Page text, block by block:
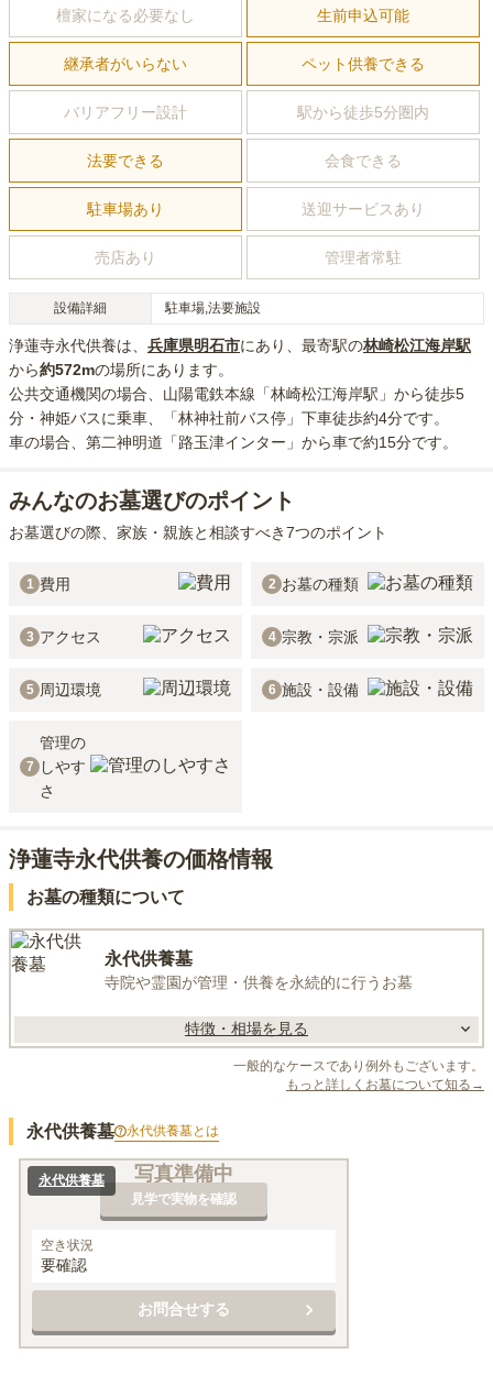
檀家になる必要なし 生前申込可能
継承者がいらない ペット供養できる
バリアフリー設計 駅から徒歩5分圏内
法要できる 会食できる
駐車場あり 送迎サービスあり
売店あり 管理者常駐
設備詳細 駐車場,法要施設
浄蓮寺永代供養は、 兵庫県明石市にあり 、最寄駅の林崎松江海岸駅
から約572mの場所にあり ます。
公共交通機関の場合 、山陽電鉄本線「林崎松江海岸駅」から徒歩5
分・神姫バスに乗車、「林神社前バス停」下車徒歩約4分です。
車の場合 、第二神明道「路玉津インター」から車で約15分です。
みんなのお墓選びのポイント
お墓選びの際、家族・親族と相談すべき7つのポイント
1 費用 2 お墓の種類
3 アクセス 4 宗教・宗派
5 周辺環境 6 施設・設備
7
管理の
しやす
さ
浄蓮寺永代供養の価格情報
お墓の種類について
永代供養墓
寺院や霊園が管理・供養を永続的に行うお墓
特徴・相場を見る
一般的なケースであり例外もございます。
もっと詳しくお墓について知る→
永代供養墓 永代供養墓とは
写真準備中
見学で実物を確認
永代供養墓
空き状況
要確認
お問合せする